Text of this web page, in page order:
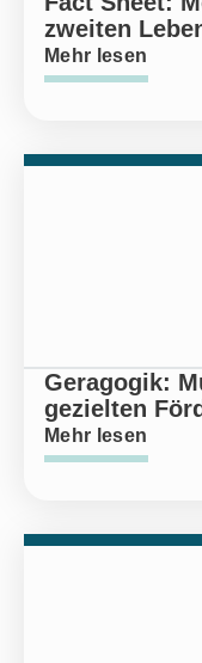
zweiten
Mehr lesen
Geragogik:
gezielten
Mehr lesen